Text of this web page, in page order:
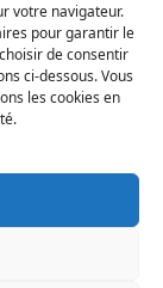
votre navigateur.
pour garantir le
de consentir
ci-dessous. Vous
les cookies en